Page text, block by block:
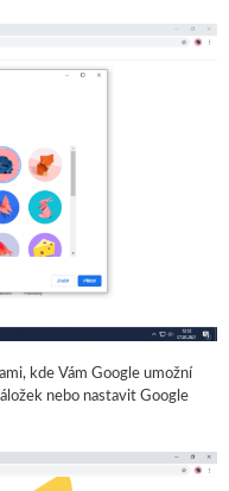
kde Vám Google umožní
nebo nastavit Google